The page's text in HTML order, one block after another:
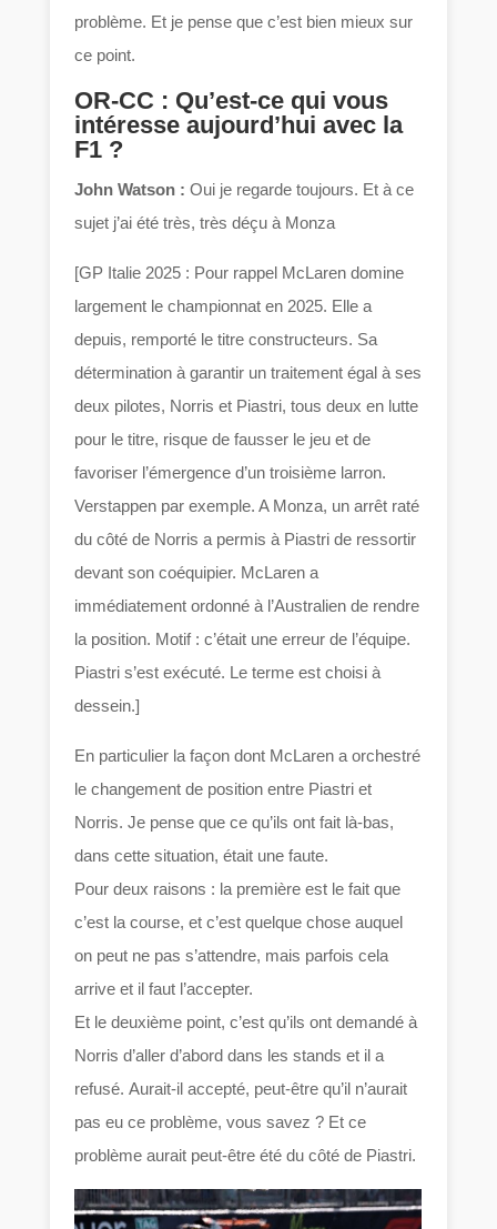
problème. Et je pense que c’est bien mieux sur
ce point.
OR-CC : Qu’est-ce qui vous
intéresse aujourd’hui avec la
F1 ?
John Watson : Oui je regarde toujours. Et à ce
sujet j’ai été très, très déçu à Monza
[GP Italie 2025 : Pour rappel McLaren domine
largement le championnat en 2025. Elle a
depuis, remporté le titre constructeurs. Sa
détermination à garantir un traitement égal à ses
deux pilotes, Norris et Piastri, tous deux en lutte
pour le titre, risque de fausser le jeu et de
favoriser l’émergence d’un troisième larron.
Verstappen par exemple. A Monza, un arrêt raté
du côté de Norris a permis à Piastri de ressortir
devant son coéquipier. McLaren a
immédiatement ordonné à l’Australien de rendre
la position. Motif : c’était une erreur de l’équipe.
Piastri s’est exécuté. Le terme est choisi à
dessein.]
En particulier la façon dont McLaren a orchestré
le changement de position entre Piastri et
Norris. Je pense que ce qu’ils ont fait là-bas,
dans cette situation, était une faute.
Pour deux raisons : la première est le fait que
c’est la course, et c’est quelque chose auquel
on peut ne pas s’attendre, mais parfois cela
arrive et il faut l’accepter.
Et le deuxième point, c’est qu’ils ont demandé à
Norris d’aller d’abord dans les stands et il a
refusé. Aurait-il accepté, peut-être qu’il n’aurait
pas eu ce problème, vous savez ? Et ce
problème aurait peut-être été du côté de Piastri.